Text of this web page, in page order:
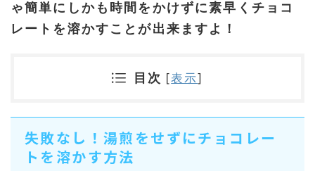
ゃ簡単にしかも時間をかけずに素早くチョコ
レートを溶かすことが出来ますよ！
目次 [表示]
失敗なし！湯煎をせずにチョコレー
トを溶かす方法